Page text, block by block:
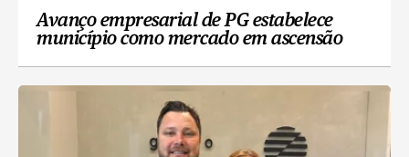
Avanço empresarial de PG estabelece
município como mercado em ascensão